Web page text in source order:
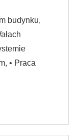
budynku,
• Praca